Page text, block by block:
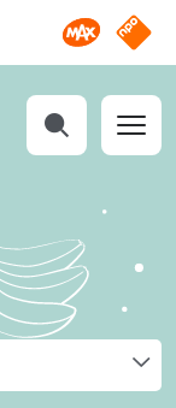
Omroep
NPO